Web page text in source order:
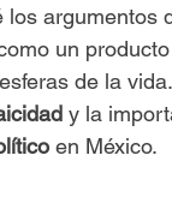
argumentos
un
de la
y la
en México.